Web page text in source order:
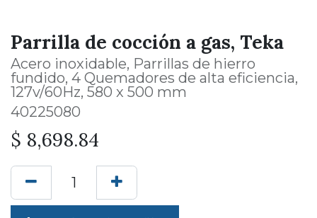
Parrilla de cocción a gas, Teka
Acero inoxidable, Parrillas de hierro
fundido, 4 Quemadores de alta eficiencia,
127v/60Hz, 580 x 500 mm
40225080
$ 8,698.84